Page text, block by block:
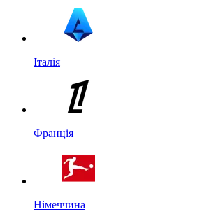
Італія
Франція
Німеччина